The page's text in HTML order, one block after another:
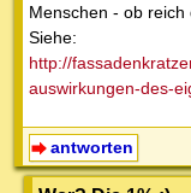
Menschen - ob
Siehe:
http://
auswirkungen-des-
antworten